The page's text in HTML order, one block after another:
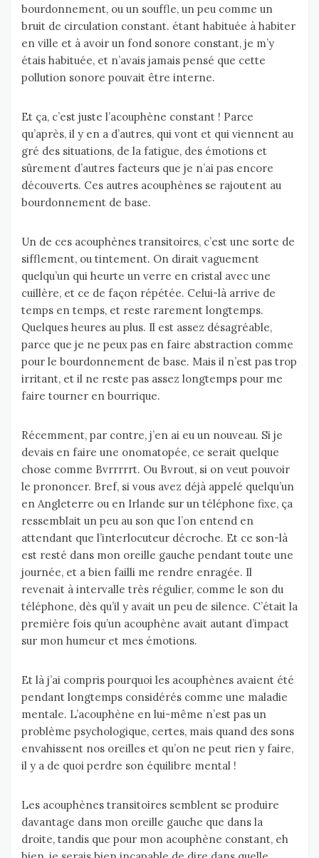
bourdonnement, ou un souffle, un peu comme un
bruit de circulation constant. étant habituée à habiter
en ville et à avoir un fond sonore constant, je m’y
étais habituée, et n’avais jamais pensé que cette
pollution sonore pouvait être interne.
Et ça, c’est juste l’acouphène constant ! Parce
qu’après, il y en a d’autres, qui vont et qui viennent au
gré des situations, de la fatigue, des émotions et
sûrement d’autres facteurs que je n’ai pas encore
découverts. Ces autres acouphènes se rajoutent au
bourdonnement de base.
Un de ces acouphènes transitoires, c’est une sorte de
sifflement, ou tintement. On dirait vaguement
quelqu’un qui heurte un verre en cristal avec une
cuillère, et ce de façon répétée. Celui-là arrive de
temps en temps, et reste rarement longtemps.
Quelques heures au plus. Il est assez désagréable,
parce que je ne peux pas en faire abstraction comme
pour le bourdonnement de base. Mais il n’est pas trop
irritant, et il ne reste pas assez longtemps pour me
faire tourner en bourrique.
Récemment, par contre, j’en ai eu un nouveau. Si je
devais en faire une onomatopée, ce serait quelque
chose comme Bvrrrrrt. Ou Bvrout, si on veut pouvoir
le prononcer. Bref, si vous avez déjà appelé quelqu’un
en Angleterre ou en Irlande sur un téléphone fixe, ça
ressemblait un peu au son que l’on entend en
attendant que l’interlocuteur décroche. Et ce son-là
est resté dans mon oreille gauche pendant toute une
journée, et a bien failli me rendre enragée. Il
revenait à intervalle très régulier, comme le son du
téléphone, dès qu’il y avait un peu de silence. C’était la
première fois qu’un acouphène avait autant d’impact
sur mon humeur et mes émotions.
Et là j’ai compris pourquoi les acouphènes avaient été
pendant longtemps considérés comme une maladie
mentale. L’acouphène en lui-même n’est pas un
problème psychologique, certes, mais quand des sons
envahissent nos oreilles et qu’on ne peut rien y faire,
il y a de quoi perdre son équilibre mental !
Les acouphènes transitoires semblent se produire
davantage dans mon oreille gauche que dans la
droite, tandis que pour mon acouphène constant, eh